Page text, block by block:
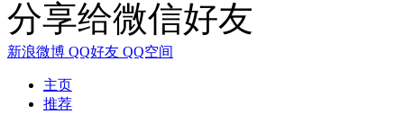
分享给微信好友
新浪微博 QQ好友 QQ空间
主页
推荐